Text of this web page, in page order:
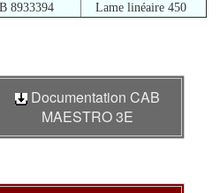
8933394 Lame linéaire 450
Documentation CAB
MAESTRO 3E